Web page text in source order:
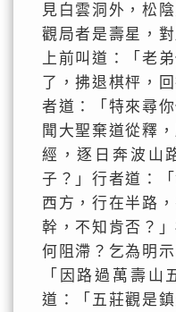
見白雲洞外，松
觀局者是壽星，
上前叫道：「老
了，拂退棋枰，
者道：「特來尋
聞大聖棄道從釋
經，逐日奔波山
子？」行者道：
西方，行在半路
幹，不知肯否？
何阻滯？乞為明
「因路過萬壽山
道：「五莊觀是